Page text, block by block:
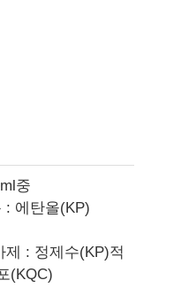
중
: 에탄올(KP)
제 : 정제수(KP)적
(KQC)